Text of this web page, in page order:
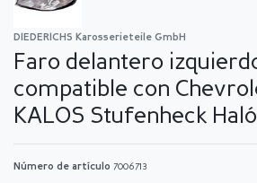
DIEDERICHS Karosserieteile GmbH
Faro delantero
compatible con
KALOS Stufenheck
Número de artículo 7006713